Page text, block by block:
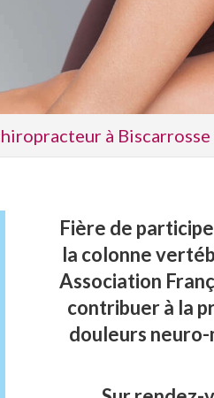
à Biscarrosse
Fière de
la colonne
Association
contribuer à la
douleurs